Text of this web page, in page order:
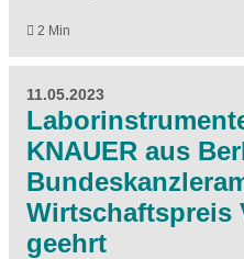
2 Min
11.05.2023
KNAUER aus
Wirtschaftspreis
geehrt